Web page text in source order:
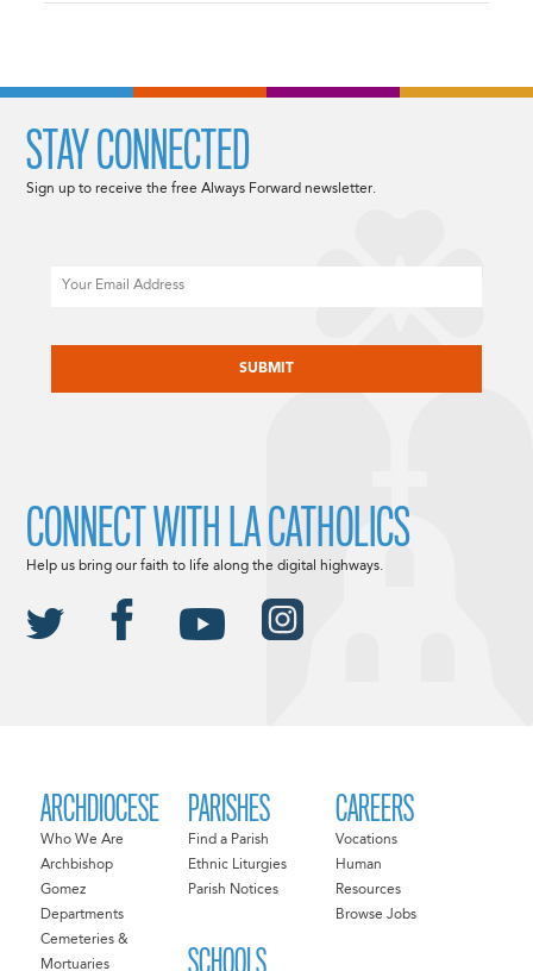
ARCHDIOCESE
Who We Are
Archbishop
Gomez
Departments
Cemeteries &
Mortuaries
PARISHES
Find a Parish
Ethnic Liturgies
Parish Notices
SCHOOLS
CAREERS
Vocations
Human
Resources
Browse Jobs
STAY CONNECTED
Sign up to receive the free Always Forward newsletter.
CONNECT WITH LA CATHOLICS
Help us bring our faith to life along the digital highways.